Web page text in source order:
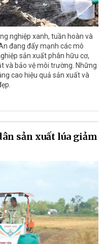
nghiệp xanh, tuần hoàn và
đang đẩy mạnh các mô
sản xuất phân hữu cơ,
và bảo vệ môi trường. Những
cao hiệu quả sản xuất và
sản xuất lúa giảm